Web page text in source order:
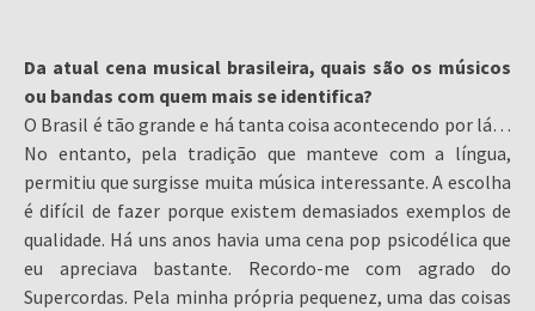
Da atual cena musical brasileira, quais são os músicos
ou bandas com quem mais se identifica?
O Brasil é tão grande e há tanta coisa acontecendo por lá…
No entanto, pela tradição que manteve com a língua,
permitiu que surgisse muita música interessante. A escolha
é difícil de fazer porque existem demasiados exemplos de
qualidade. Há uns anos havia uma cena pop psicodélica que
eu apreciava bastante. Recordo-me com agrado do
Supercordas. Pela minha própria pequenez, uma das coisas